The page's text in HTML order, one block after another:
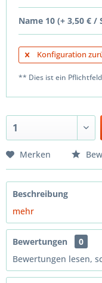
Name 10 (+ 3,50 € /
Konfiguration
** Dies ist ein
Merken
Beschreibung
mehr
Bewertungen
0
Bewertungen lesen,